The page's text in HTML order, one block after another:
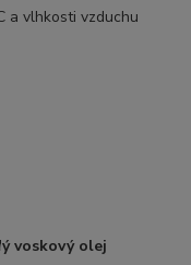
a vlhkosti vzduchu
voskový olej